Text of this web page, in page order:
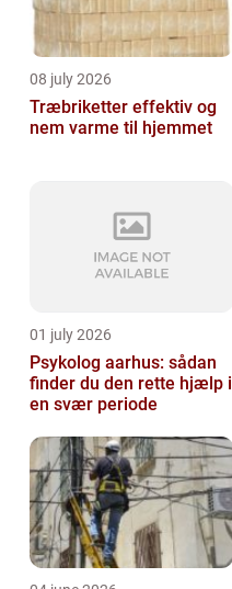
08 july 2026
Træbriketter effektiv og
nem varme til hjemmet
01 july 2026
Psykolog aarhus: sådan
finder du den rette hjælp i
en svær periode